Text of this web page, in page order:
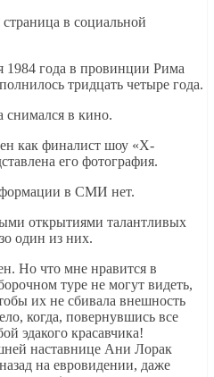
в социальной
1984 года в провинции Рима
тридцать четыре года.
снимался в кино.
как финалист шоу «Х-
его фотография.
в СМИ нет.
открытиями талантливых
один из них.
Но что мне нравится в
туре не могут видеть,
их не сбивала внешность
когда, повернувшись все
эдакого красавчика!
наставнице Ани Лорак
на евровидении, даже